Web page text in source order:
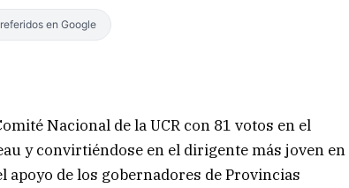
en Google
Nacional de la UCR con 81 votos en el
y convirtiéndose en el dirigente más joven en
apoyo de los gobernadores de Provincias